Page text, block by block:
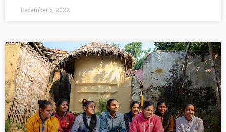
December 6, 2022